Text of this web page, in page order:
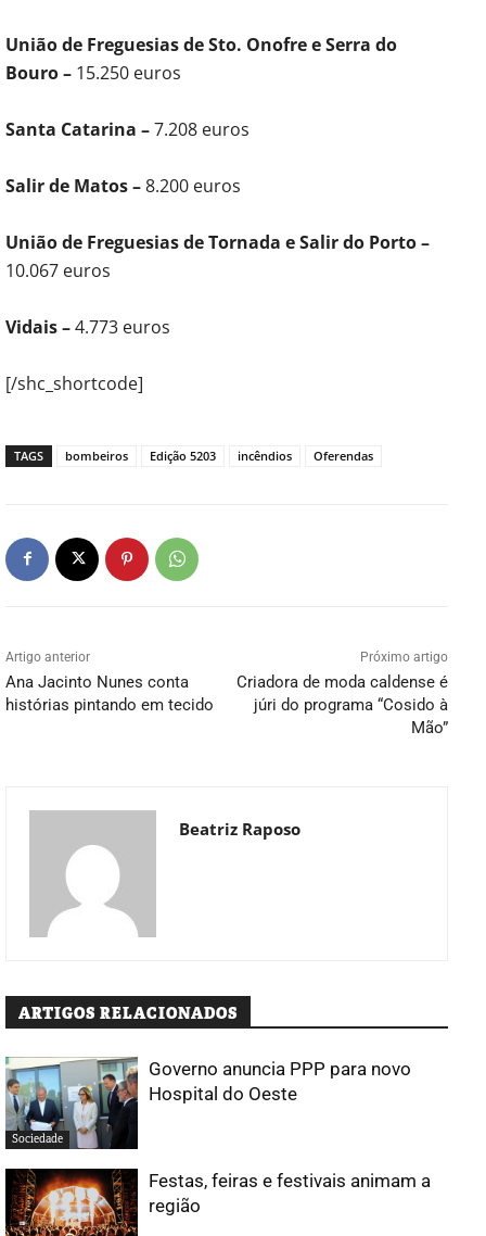
União de Freguesias de Sto. Onofre e Serra do
Bouro – 15.250 euros
Santa Catarina –7.208 euros
Salir de Matos –8.200 euros
União de Freguesias de Tornada e Salir do Porto –
10.067 euros
Vidais –4.773 euros
[/shc_shortcode]
TAGS bombeiros Edição 5203 incêndios Oferendas
Artigo anterior
Ana Jacinto Nunes conta
histórias pintando em tecido
Próximo artigo
Criadora de moda caldense é
júri do programa “Cosido à
Mão”
Beatriz Raposo
ARTIGOS RELACIONADOS
Sociedade
Governo anuncia PPP para novo
Hospital do Oeste
Festas, feiras e festivais animam a
região